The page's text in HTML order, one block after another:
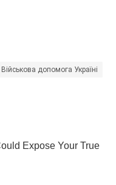
Військова допомога Україні